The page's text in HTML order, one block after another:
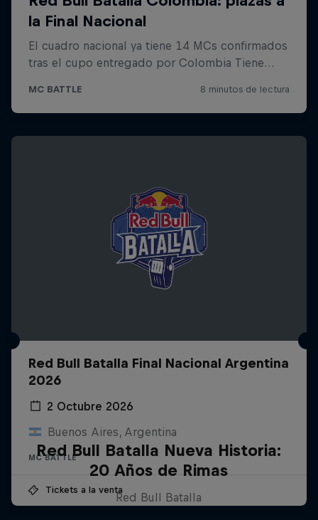
Red Bull Batalla Final Nacional Argentina
2026
2 Octubre 2026
Buenos Aires, Argentina
MC BATTLE
Tickets a la venta
Red Bull Batalla Nueva Historia:
20 Años de Rimas
Red Bull Batalla